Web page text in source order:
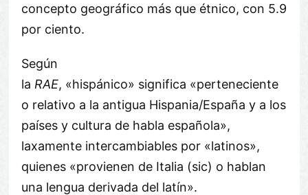
concepto geográfico más que étnico, con 5.9
por ciento.
Según
la RAE, «hispánico» significa «perteneciente
o relativo a la antigua Hispania/España y a los
países y cultura de habla española»,
laxamente intercambiables por «latinos»,
quienes «provienen de Italia (sic) o hablan
una lengua derivada del latín».